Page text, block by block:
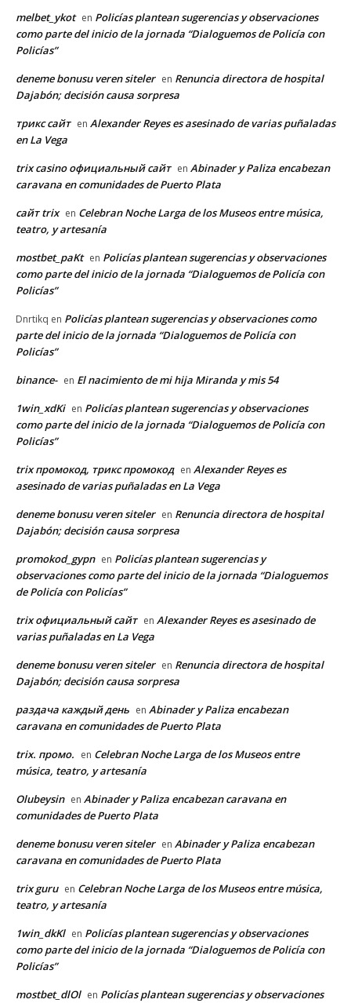
melbet_ykot en Policías plantean sugerencias y observaciones
como parte del inicio de la jornada “Dialoguemos de Policía con
Policías”
deneme bonusu veren siteler en Renuncia directora de hospital
Dajabón; decisión causa sorpresa
трикс сайт en Alexander Reyes es asesinado de varias puñaladas
en La Vega
trix casino официальный сайт en Abinader y Paliza encabezan
caravana en comunidades de Puerto Plata
сайт trix en Celebran Noche Larga de los Museos entre música,
teatro, y artesanía
mostbet_paKt en Policías plantean sugerencias y observaciones
como parte del inicio de la jornada “Dialoguemos de Policía con
Policías”
Dnrtikq en Policías plantean sugerencias y observaciones como
parte del inicio de la jornada “Dialoguemos de Policía con
Policías”
binance- en El nacimiento de mi hija Miranda y mis 54
1win_xdKi en Policías plantean sugerencias y observaciones
como parte del inicio de la jornada “Dialoguemos de Policía con
Policías”
trix промокод, трикс промокод en Alexander Reyes es
asesinado de varias puñaladas en La Vega
deneme bonusu veren siteler en Renuncia directora de hospital
Dajabón; decisión causa sorpresa
promokod_gypn en Policías plantean sugerencias y
observaciones como parte del inicio de la jornada “Dialoguemos
de Policía con Policías”
trix официальный сайт en Alexander Reyes es asesinado de
varias puñaladas en La Vega
deneme bonusu veren siteler en Renuncia directora de hospital
Dajabón; decisión causa sorpresa
раздача каждый день en Abinader y Paliza encabezan
caravana en comunidades de Puerto Plata
trix. промо. en Celebran Noche Larga de los Museos entre
música, teatro, y artesanía
Olubeysin en Abinader y Paliza encabezan caravana en
comunidades de Puerto Plata
deneme bonusu veren siteler en Abinader y Paliza encabezan
caravana en comunidades de Puerto Plata
trix guru en Celebran Noche Larga de los Museos entre música,
teatro, y artesanía
1win_dkKl en Policías plantean sugerencias y observaciones
como parte del inicio de la jornada “Dialoguemos de Policía con
Policías”
mostbet_dlOl en Policías plantean sugerencias y observaciones